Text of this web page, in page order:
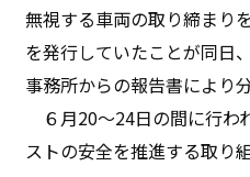
無視する車両の取り締まり
を発行していたことが同日
事務所からの報告書により
６月20～24日の間に行わ
ストの安全を推進する取り